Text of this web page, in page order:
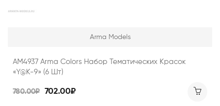
Arma Models
AM4937 Arma Colors Набор Тематических Красок
«Y@K-9» (6 Шт)
780.00₽ 702.00₽